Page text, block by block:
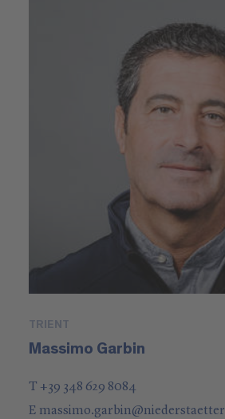
TRIENT
Massimo Garbin
T +39 348 629 8084
E massimo.garbin@niederstaetter